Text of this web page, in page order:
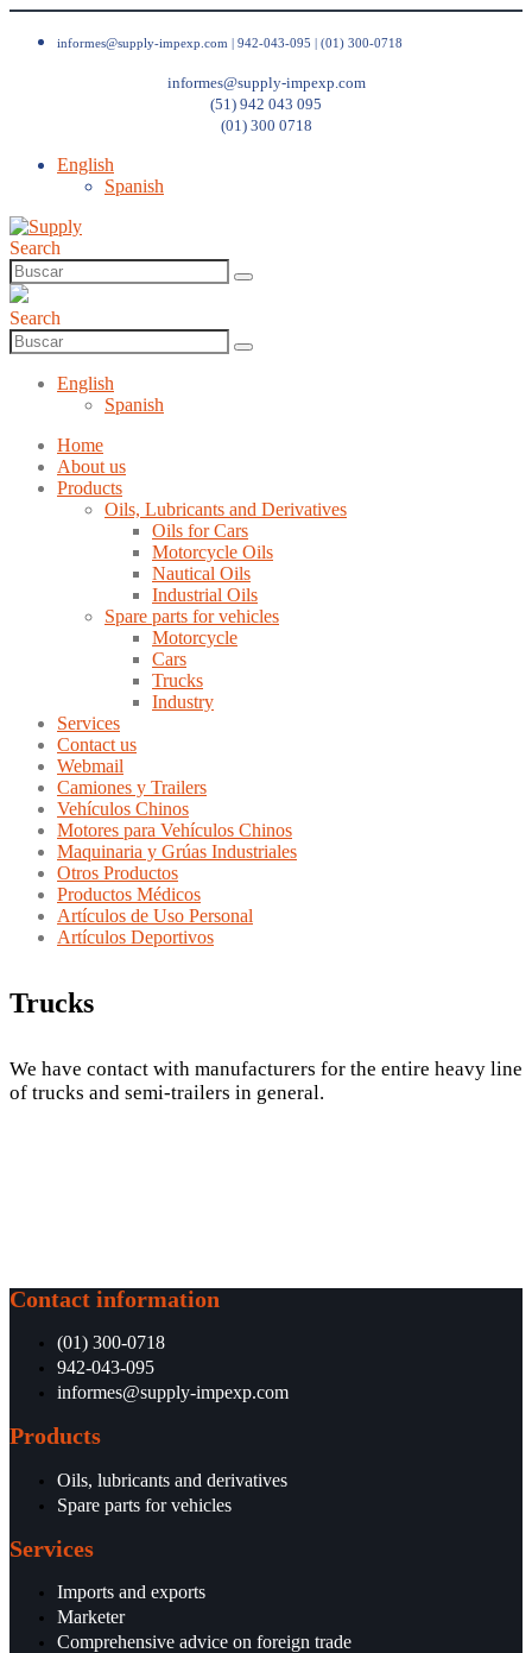
informes@supply-impexp.com | 942-043-095 | (01) 300-0718
informes@supply-impexp.com
(51) 942 043 095
(01) 300 0718
English
Spanish
Search
Search
English
Spanish
Home
About us
Products
Oils, Lubricants and Derivatives
Oils for Cars
Motorcycle Oils
Nautical Oils
Industrial Oils
Spare parts for vehicles
Motorcycle
Cars
Trucks
Industry
Services
Contact us
Webmail
Camiones y Trailers
Vehículos Chinos
Motores para Vehículos Chinos
Maquinaria y Grúas Industriales
Otros Productos
Productos Médicos
Artículos de Uso Personal
Artículos Deportivos
Trucks
We have contact with manufacturers for the entire heavy line
of trucks and semi-trailers in general.
Contact information
(01) 300-0718
942-043-095
informes@supply-impexp.com
Products
Oils, lubricants and derivatives
Spare parts for vehicles
Services
Imports and exports
Marketer
Comprehensive advice on foreign trade